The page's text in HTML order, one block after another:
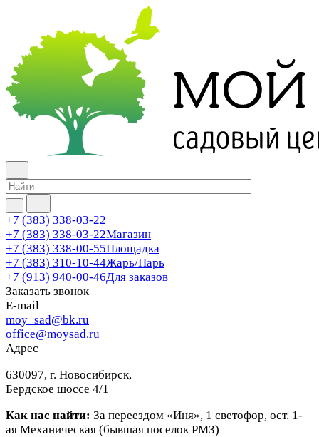
+7 (383) 338-03-22
+7 (383) 338-03-22Магазин
+7 (383) 338-00-55Площадка
+7 (383) 310-10-44Жарь/Парь
+7 (913) 940-00-46Для заказов
Заказать звонок
E-mail
moy_sad@bk.ru
office@moysad.ru
Адрес
630097, г. Новосибирск,
Бердское шоссе 4/1
Как нас найти: За переездом «Иня», 1 светофор, ост. 1-
ая Механическая (бывшая поселок РМЗ)